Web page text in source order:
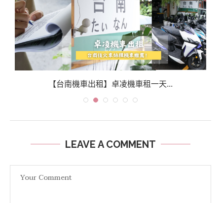
【台南機車出租】卓凌機車租一天...
LEAVE A COMMENT